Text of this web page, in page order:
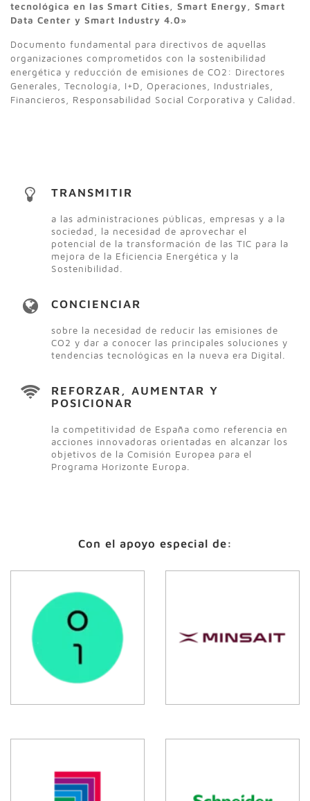
tecnológica en las Smart Cities, Smart Energy, Smart
Data Center y Smart Industry 4.0»
Documento fundamental para directivos de aquellas
organizaciones comprometidos con la sostenibilidad
energética y reducción de emisiones de CO2: Directores
Generales, Tecnología, I+D, Operaciones, Industriales,
Financieros, Responsabilidad Social Corporativa y Calidad.
TRANSMITIR
a las administraciones públicas, empresas y a la
sociedad, la necesidad de aprovechar el
potencial de la transformación de las TIC para la
mejora de la Eficiencia Energética y la
Sostenibilidad.
CONCIENCIAR
sobre la necesidad de reducir las emisiones de
CO2 y dar a conocer las principales soluciones y
tendencias tecnológicas en la nueva era Digital.
REFORZAR, AUMENTAR Y
POSICIONAR
la competitividad de España como referencia en
acciones innovadoras orientadas en alcanzar los
objetivos de la Comisión Europea para el
Programa Horizonte Europa.
Con el apoyo especial de: